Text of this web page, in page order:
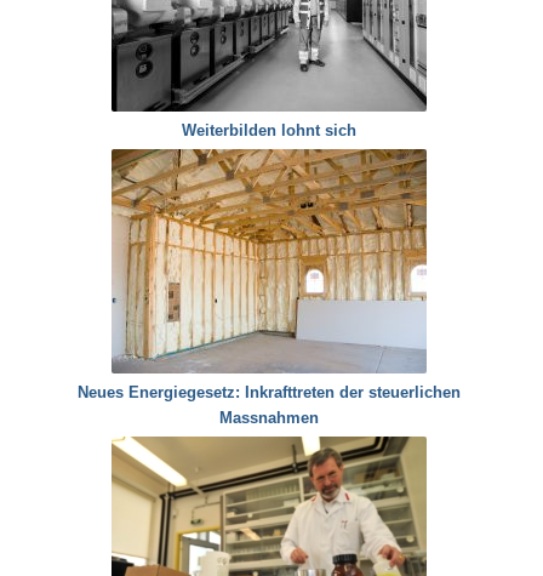
Weiterbilden lohnt sich
Neues Energiegesetz: Inkrafttreten der steuerlichen
Massnahmen